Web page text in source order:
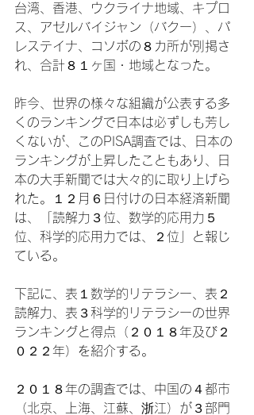
台湾、香港、ウクライナ地域、キプロ
ス、アゼルバイジャン（バクー）、パ
レステイナ、コソボの８カ所が別掲さ
れ、合計８１ヶ国・地域となった。
昨今、世界の様々な組織が公表する多
くのランキングで日本は必ずしも芳し
くないが、このPISA調査では、日本の
ランキングが上昇したこともあり、日
本の大手新聞では大々的に取り上げら
れた。１２月６日付けの日本経済新聞
は、「読解力３位、数学的応用力５
位、科学的応用力では、２位」と報じ
ている。
下記に、表１数学的リテラシー、表２
読解力、表３科学的リテラシーの世界
ランキングと得点（２０１８年及び２
０２２年）を紹介する。
２０１８年の調査では、中国の４都市
（北京、上海、江蘇、浙江）が３部門